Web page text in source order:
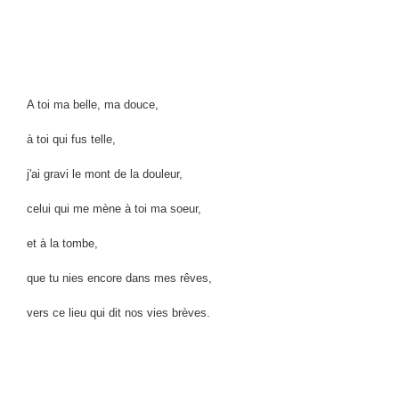
A toi ma belle, ma douce,
à toi qui fus telle,
j'ai gravi le mont de la douleur,
celui qui me mène à toi ma soeur,
et à la tombe,
que tu nies encore dans mes rêves,
vers ce lieu qui dit nos vies brèves.